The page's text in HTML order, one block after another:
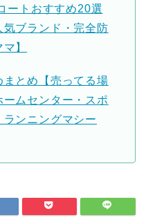
ートおすすめ20選
気ブランド・完全防
】
まとめ【売ってる場
ムセンター・スポ
ンニングマシー